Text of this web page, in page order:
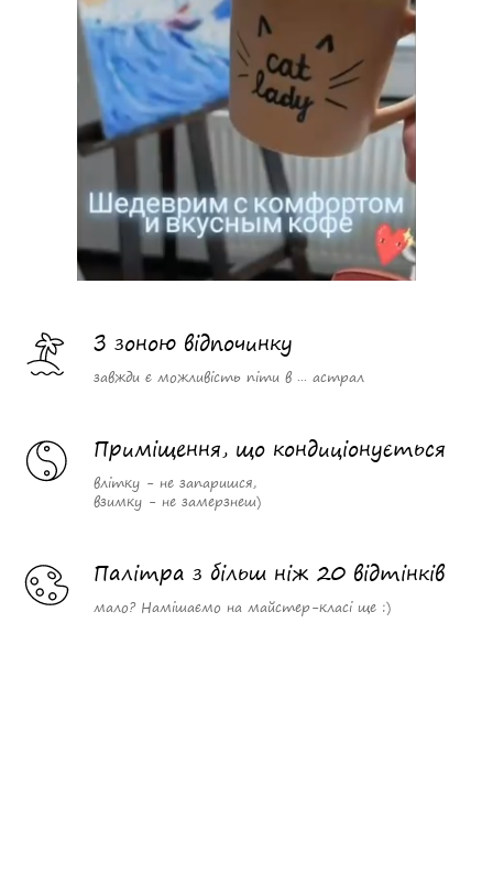
З зоною відпочинку
завжди є можливість піти в ... астрал
Приміщення, що кондиціонується
влітку - не запаришся,
взимку - не замерзнеш)
Палітра з більш ніж 20 відтінків
мало? Намішаємо на майстер-класі ще :)